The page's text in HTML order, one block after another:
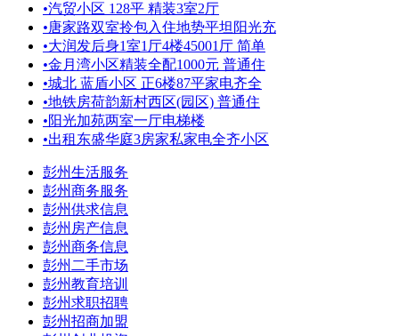
•汽贸小区 128平 精装3室2厅
•唐家路双室拎包入住地势平坦阳光充
•大润发后身1室1厅4楼45001厅 简单
•金月湾小区精装全配1000元 普通住
•城北 蓝盾小区 正6楼87平家电齐全
•地铁房荷韵新村西区(园区) 普通住
•阳光加苑两室一厅电梯楼
•出租东盛华庭3房家私家电全齐小区
彭州生活服务
彭州商务服务
彭州供求信息
彭州房产信息
彭州商务信息
彭州二手市场
彭州教育培训
彭州求职招聘
彭州招商加盟